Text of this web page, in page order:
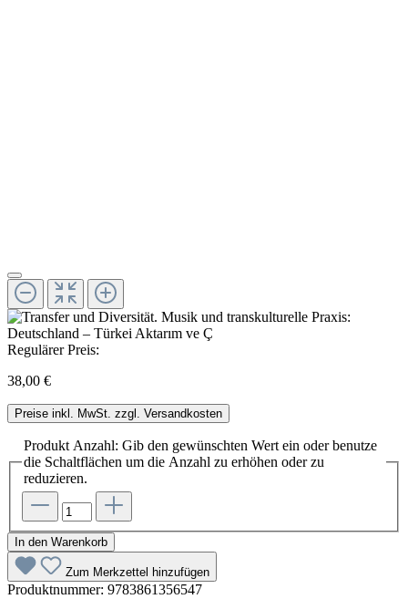
Regulärer Preis:
38,00 €
Preise inkl. MwSt. zzgl. Versandkosten
Produkt Anzahl: Gib den gewünschten Wert ein oder benutze
die Schaltflächen um die Anzahl zu erhöhen oder zu
reduzieren.
In den Warenkorb
Zum Merkzettel hinzufügen
Produktnummer: 9783861356547